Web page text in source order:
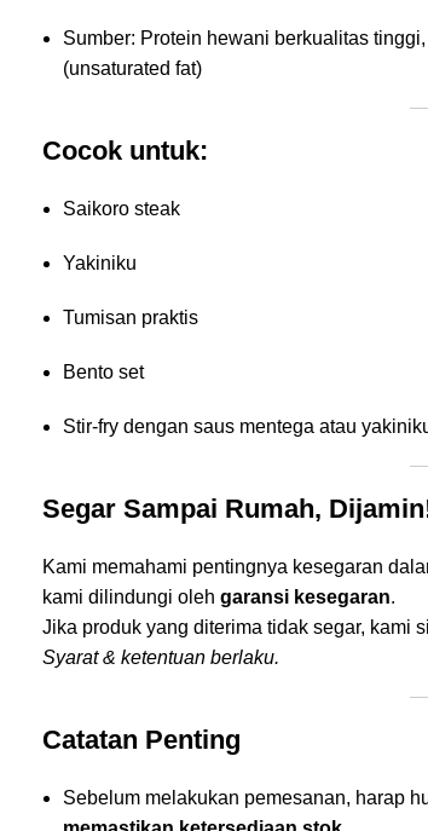
Sumber: Protein hewani berkualitas
(unsaturated fat)
Cocok untuk:
Saikoro steak
Yakiniku
Tumisan praktis
Bento set
Stir-fry dengan saus mentega atau
Segar Sampai Rumah,
Kami memahami pentingnya kesegaran
kami dilindungi oleh garansi kesegaran.
Jika produk yang diterima tidak segar, kami
Syarat & ketentuan berlaku.
Catatan Penting
Sebelum melakukan pemesanan, harap